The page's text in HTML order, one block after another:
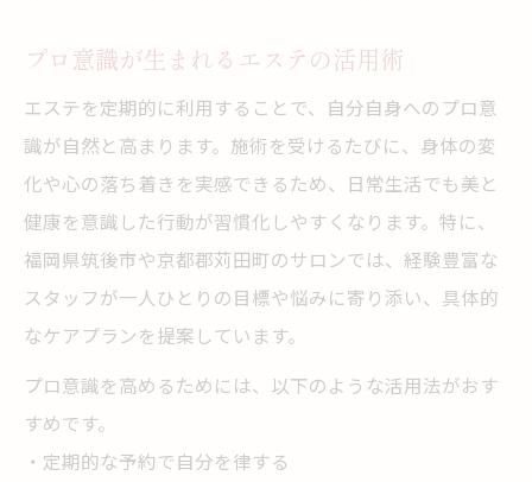
エステで自分らしさを取り戻す方法
エステで叶う自分らしさと安心感とは
エステがもたらす自分らしさの発見
プロ意識あるスタッフの信頼と安心
エステ施術で心のバランスを整える
エステで自分自身を大切にできる理由
プロ意識で差が出るエステの提案力
プロ意識が生まれるエステの活用術
エステを定期的に利用することで、自分自身へのプロ意
識が自然と高まります。施術を受けるたびに、身体の変
化や心の落ち着きを実感できるため、日常生活でも美と
健康を意識した行動が習慣化しやすくなります。特に、
福岡県筑後市や京都郡苅田町のサロンでは、経験豊富な
スタッフが一人ひとりの目標や悩みに寄り添い、具体的
なケアプランを提案しています。
プロ意識を高めるためには、以下のような活用法がおす
すめです。
・定期的な予約で自分を律する